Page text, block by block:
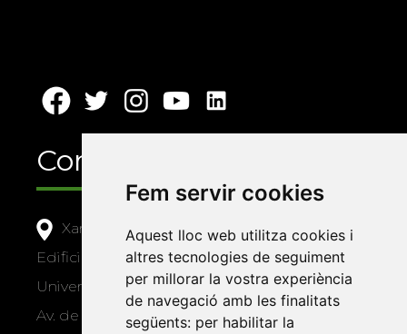
Fem servir cookies
Aquest lloc web utilitza cookies i
altres tecnologies de seguiment
per millorar la vostra experiència
de navegació amb les finalitats
següents: per habilitar la
Contacte
Xarxa Vives d'Universitats
Edifici Àgora
Universitat Jaume I, local 10
Av. de Vicent Sos Baynat, s/n